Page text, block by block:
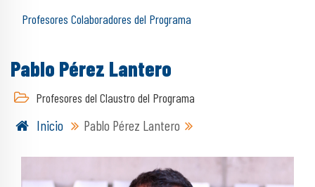
Profesores Colaboradores del Programa
Pablo Pérez Lantero
Profesores del Claustro del Programa
Inicio Pablo Pérez Lantero